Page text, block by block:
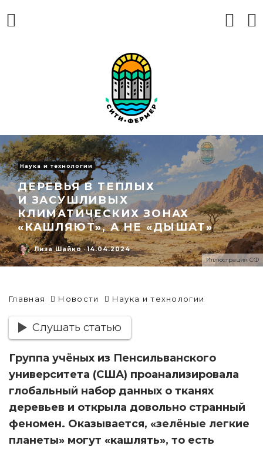
Иллюстрация СФ
Наука и технологии
ДЕРЕВЬЯ В ТЕПЛЫХ
И ЗАСУШЛИВЫХ
КЛИМАТИЧЕСКИХ ЗОНАХ
«КАШЛЯЮТ», А НЕ «ДЫШАТ»
Лиза Шайко · 14.04.2024
Главная Новости Наука и технологии
Слушать статью
Группа учёных из Пенсильванского
университета (США) проанализировала
глобальный набор данных о тканях
деревьев и открыла довольно странный
феномен. Оказывается, «зелёные легкие
планеты» могут «кашлять», то есть